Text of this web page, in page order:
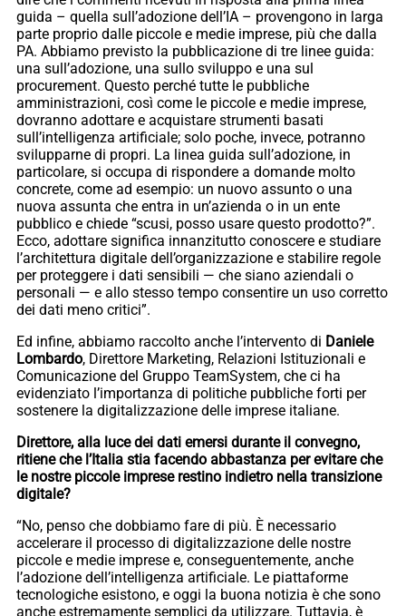
guida – quella sull’adozione dell’IA – provengono in larga
parte proprio dalle piccole e medie imprese, più che dalla
PA. Abbiamo previsto la pubblicazione di tre linee guida:
una sull’adozione, una sullo sviluppo e una sul
procurement. Questo perché tutte le pubbliche
amministrazioni, così come le piccole e medie imprese,
dovranno adottare e acquistare strumenti basati
sull’intelligenza artificiale; solo poche, invece, potranno
svilupparne di propri. La linea guida sull’adozione, in
particolare, si occupa di rispondere a domande molto
concrete, come ad esempio: un nuovo assunto o una
nuova assunta che entra in un’azienda o in un ente
pubblico e chiede “scusi, posso usare questo prodotto?”.
Ecco, adottare significa innanzitutto conoscere e studiare
l’architettura digitale dell’organizzazione e stabilire regole
per proteggere i dati sensibili — che siano aziendali o
personali — e allo stesso tempo consentire un uso corretto
dei dati meno critici”.
Ed infine, abbiamo raccolto anche l’intervento di Daniele
Lombardo, Direttore Marketing, Relazioni Istituzionali e
Comunicazione del Gruppo TeamSystem, che ci ha
evidenziato l’importanza di politiche pubbliche forti per
sostenere la digitalizzazione delle imprese italiane.
Direttore, alla luce dei dati emersi durante il convegno,
ritiene che l’Italia stia facendo abbastanza per evitare che
le nostre piccole imprese restino indietro nella transizione
digitale?
“No, penso che dobbiamo fare di più. È necessario
accelerare il processo di digitalizzazione delle nostre
piccole e medie imprese e, conseguentemente, anche
l’adozione dell’intelligenza artificiale. Le piattaforme
tecnologiche esistono, e oggi la buona notizia è che sono
anche estremamente semplici da utilizzare. Tuttavia, è